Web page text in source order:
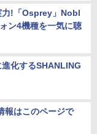
力!「Osprey」Nobl
ン4機種を一気に聴
化するSHANLING
報はこのページで